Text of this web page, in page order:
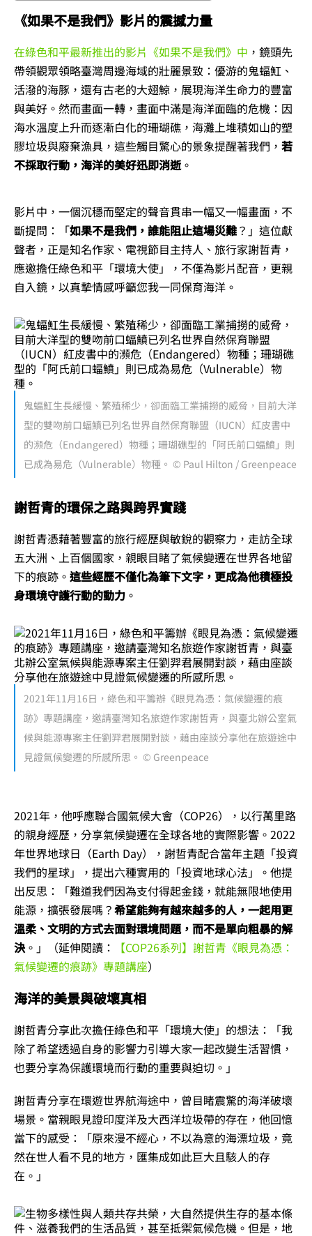
《如果不是我們》影片的震撼力量
在綠色和平最新推出的影片《如果不是我們》中 ，鏡頭先
帶領觀眾領略臺灣周邊海域的壯麗景致：優游的鬼蝠魟、
活潑的海豚，還有古老的大翅鯨，展現海洋生命力的豐富
與美好。然而畫面一轉，畫面中滿是海洋面臨的危機：因
海水溫度上升而逐漸白化的珊瑚礁，海灘上堆積如山的塑
膠垃圾與廢棄漁具，這些觸目驚心的景象提醒著我們， 若
不採取行動，海洋的美好迅即消逝。
影片中，一個沉穩而堅定的聲音貫串一幅又一幅畫面，不
斷提問：「如果不是我們，誰能阻止這場災難？」這位獻
聲者，正是知名作家、電視節目主持人、旅行家謝哲青，
應邀擔任綠色和平「環境大使」，不僅為影片配音，更親
自入鏡，以真摯情感呼籲您我一同保育海洋。
鬼蝠魟生長緩慢、繁殖稀少，卻面臨工業捕撈的威脅，目前大洋
型的雙吻前口蝠鱝已列名世界自然保育聯盟（IUCN）紅皮書中
的瀕危（Endangered）物種；珊瑚礁型的「阿氏前口蝠鱝」則
已成為易危（Vulnerable）物種。 © Paul Hilton / Greenpeace
謝哲青的環保之路與跨界實踐
謝哲青憑藉著豐富的旅行經歷與敏銳的觀察力，走訪全球
五大洲、上百個國家，親眼目睹了氣候變遷在世界各地留
下的痕跡。 這些經歷不僅化為筆下文字，更成為他積極投
身環境守護行動的動力 。
2021年11月16日，綠色和平籌辦《眼見為憑：氣候變遷的痕
跡》專題講座，邀請臺灣知名旅遊作家謝哲青，與臺北辦公室氣
候與能源專案主任劉羿君展開對談，藉由座談分享他在旅遊途中
見證氣候變遷的所感所思。 © Greenpeace
2021年，他呼應聯合國氣候大會（COP26），以行萬里路
的親身經歷，分享氣候變遷在全球各地的實際影響。2022
年世界地球日（Earth Day），謝哲青配合當年主題「投資
我們的星球」，提出六種實用的「投資地球心法」。他提
出反思：「難道我們因為支付得起金錢，就能無限地使用
能源，擴張發展嗎？希望能夠有越來越多的人，一起用更
溫柔、文明的方式去面對環境問題，而不是單向粗暴的解
決 。」（延伸閱讀：
【COP26系列】謝哲青《眼見為憑：
氣候變遷的痕跡》專題講座）
海洋的美景與破壞真相
謝哲青分享此次擔任綠色和平「環境大使」的想法：「我
除了希望透過自身的影響力引導大家一起改變生活習慣，
也要分享為保護環境而行動的重要與迫切。」
謝哲青分享在環遊世界航海途中，曾目睹震驚的海洋破壞
場景。當親眼見證印度洋及大西洋垃圾帶的存在，他回憶
當下的感受：「原來漫不經心，不以為意的海漂垃圾，竟
然在世人看不見的地方，匯集成如此巨大且駭人的存
在。」